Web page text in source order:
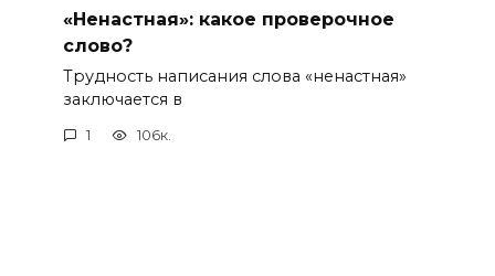
«Ненастная»: какое проверочное
слово?
Трудность написания слова «ненастная»
заключается в
1 106к.